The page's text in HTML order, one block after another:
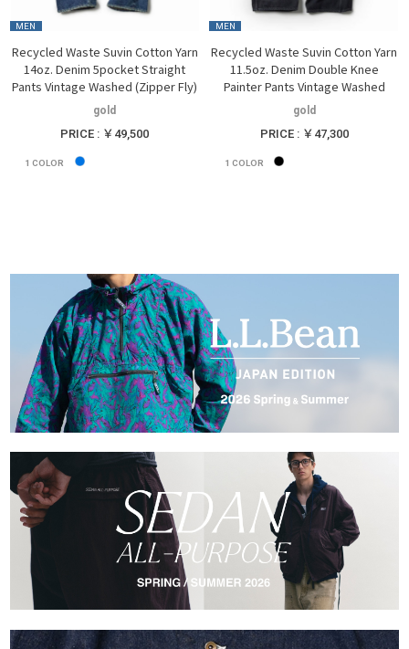
MEN
Recycled Waste Suvin Cotton Yarn
14oz. Denim 5pocket Straight
Pants Vintage Washed (Zipper Fly)
gold
PRICE : ￥49,500
1 COLOR
MEN
Recycled Waste Suvin Cotton Yarn
11.5oz. Denim Double Knee
Painter Pants Vintage Washed
gold
PRICE : ￥47,300
1 COLOR